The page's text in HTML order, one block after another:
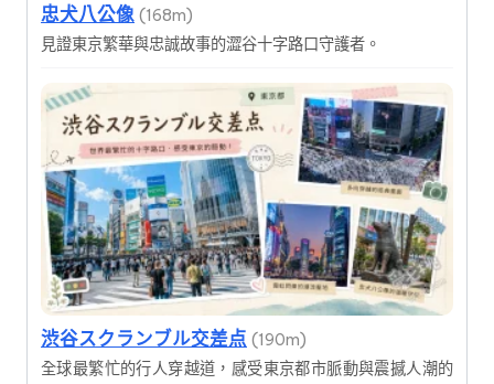
忠犬八公像 (168m)
見證東京繁華與忠誠故事的澀谷十字路口守護者。
渋谷スクランブル交差点 (190m)
全球最繁忙的行人穿越道，感受東京都市脈動與震撼人潮的